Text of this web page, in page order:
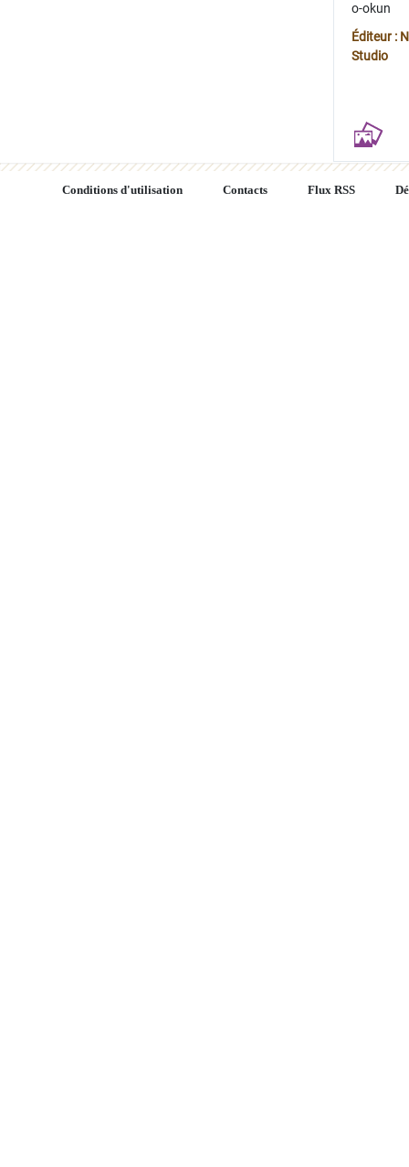
o-okun
Éditeur :
Studio
Conditions d'utilisation Contacts Flux RSS